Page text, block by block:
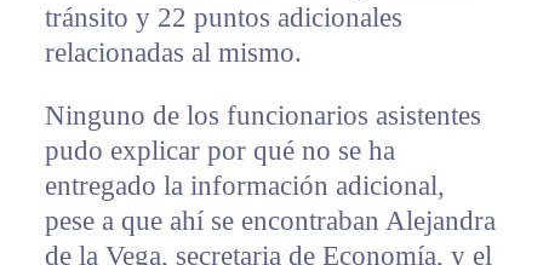
tránsito y 22 puntos adicionales
relacionadas al mismo.
Ninguno de los funcionarios asistentes
pudo explicar por qué no se ha
entregado la información adicional,
pese a que ahí se encontraban Alejandra
de la Vega, secretaria de Economía, y el